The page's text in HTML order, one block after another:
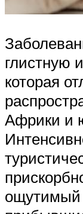
глистную
которая
Африки и
ощутимый